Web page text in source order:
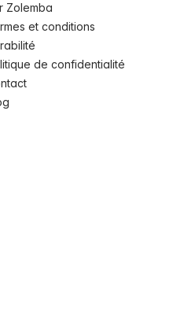
Zolemba
et conditions
de confidentialité